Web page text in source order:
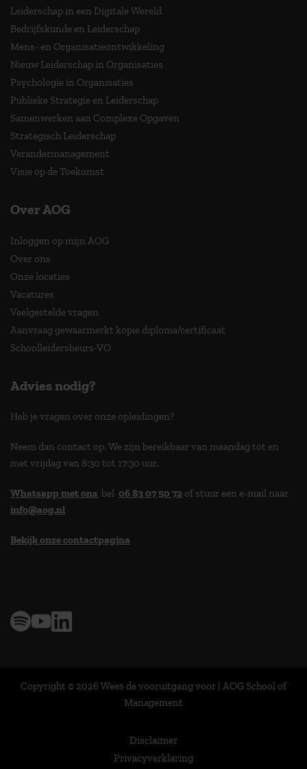
Leiderschap in een Digitale Wereld
Bedrijfskunde en Leiderschap
Mens- en Organisatieontwikkeling
Nieuw Leiderschap in Organisaties
Psychologie in Organisaties
Publieke Strategie en Leiderschap
Samenwerken aan Complexe Opgaven
Strategisch Leiderschap
Verandermanagement
Visie op de Toekomst
Over AOG
Inloggen op mijn AOG
Over ons
Onze locaties
Vacatures
Veelgestelde vragen
Aanvraag gewaarmerkt kopie diploma/certificaat
Schoolleidersbeurs-VO
Advies nodig?
Heb je vragen over onze opleidingen?
Neem dan contact op. We zijn bereikbaar van maandag tot en
met vrijdag van 8:30 tot 17:30 uur.
Whatsapp met ons , bel 06 83 07 50 72 of stuur een e-mail naar
info@aog.nl
Bekijk onze contactpagina
Copyright © 2026 Wees de vooruitgang voor | AOG School of
Management
Disclaimer
Privacyverklaring